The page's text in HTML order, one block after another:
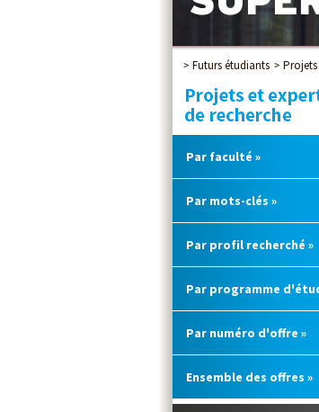
Futurs étudiants Projets
Par faculté »
Par mots-clés »
Par profil recherché »
Par programme
Par numéro d'offre »
Ensemble des offres »